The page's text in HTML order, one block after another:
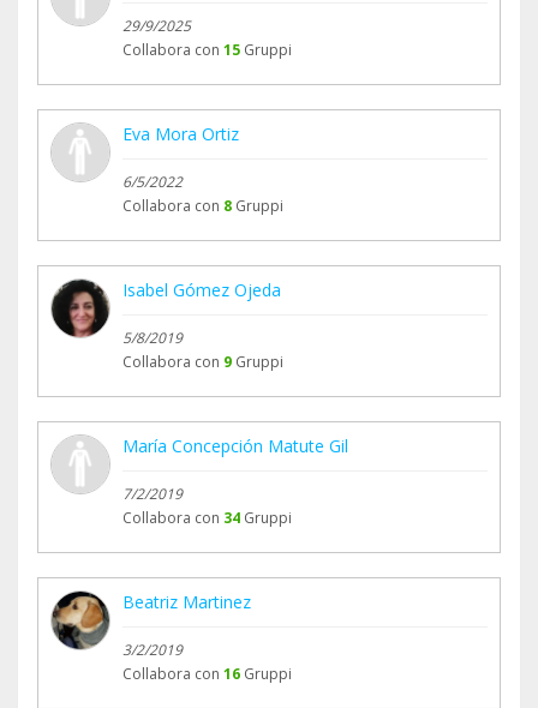
29/9/2025
Collabora con 15 Gruppi
Eva Mora Ortiz
6/5/2022
Collabora con 8 Gruppi
Isabel Gómez Ojeda
5/8/2019
Collabora con 9 Gruppi
María Concepción Matute Gil
7/2/2019
Collabora con 34 Gruppi
Beatriz Martinez
3/2/2019
Collabora con 16 Gruppi